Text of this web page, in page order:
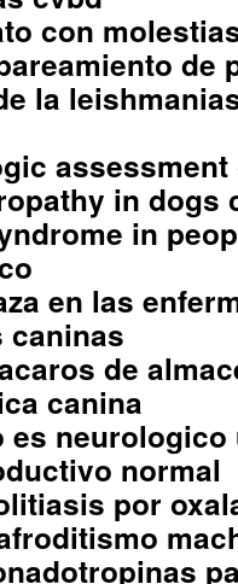
con
de
la
assessment
in dogs
in
en las
caninas
de
canina
es
normal
por